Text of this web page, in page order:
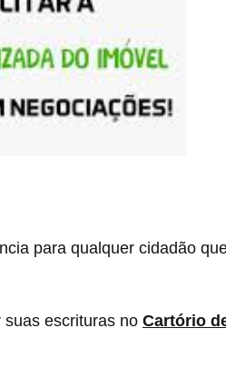
para qualquer cidadão
escrituras no Cartório